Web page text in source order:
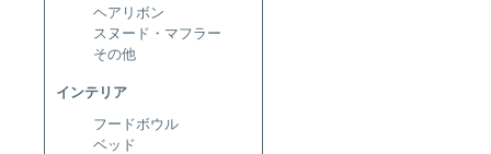
ヘアリボン
スヌード・マフラー
その他
インテリア
フードボウル
ベッド